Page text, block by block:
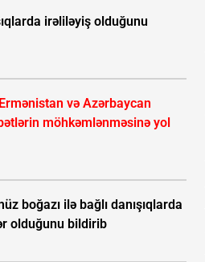
irəliləyiş olduğunu
və Azərbaycan
möhkəmlənməsinə yol
boğazı ilə bağlı danışıqlarda
olduğunu bildirib